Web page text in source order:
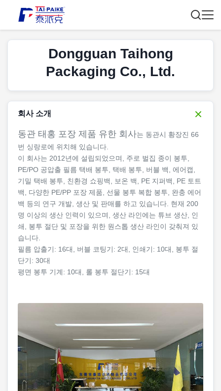
Dongguan Taihong
Packaging Co., Ltd.
회사 소개
동관 태홍 포장 제품 유한 회사는 동관시 황장진 66
번 싱랑로에 위치해 있습니다.
이 회사는 2012년에 설립되었으며, 주로 벌집 종이 봉투,
PE/PO 공압출 필름 택배 봉투, 택배 봉투, 버블 백, 에어캡,
기밀 택배 봉투, 친환경 쇼핑백, 보온 백, PE 지퍼백, PE 토트
백, 다양한 PE/PP 포장 제품, 선물 봉투 복합 봉투, 완충 에어
백 등의 연구 개발, 생산 및 판매를 하고 있습니다. 현재 200
명 이상의 생산 인력이 있으며, 생산 라인에는 튜브 생산, 인
쇄, 봉투 절단 및 포장을 위한 원스톱 생산 라인이 갖춰져 있
습니다.
필름 압출기: 16대, 버블 코팅기: 2대, 인쇄기: 10대, 봉투 절
단기: 30대
평면 봉투 기계: 10대, 롤 봉투 절단기: 15대